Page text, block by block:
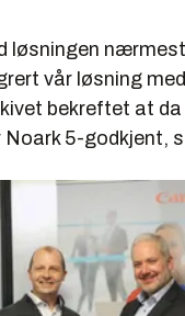
løsningen
vår løsning
bekreftet at da
Noark 5-godkjent,